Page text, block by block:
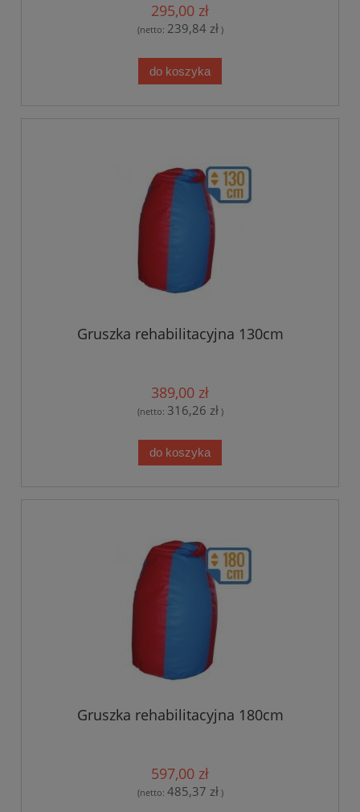
295,00 zł
(netto: 239,84 zł)
do koszyka
Gruszka rehabilitacyjna 130cm
389,00 zł
(netto: 316,26 zł)
do koszyka
Gruszka rehabilitacyjna 180cm
597,00 zł
(netto: 485,37 zł)